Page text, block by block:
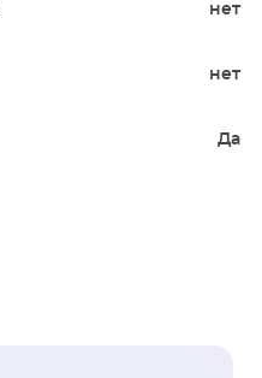
нет
нет
Да